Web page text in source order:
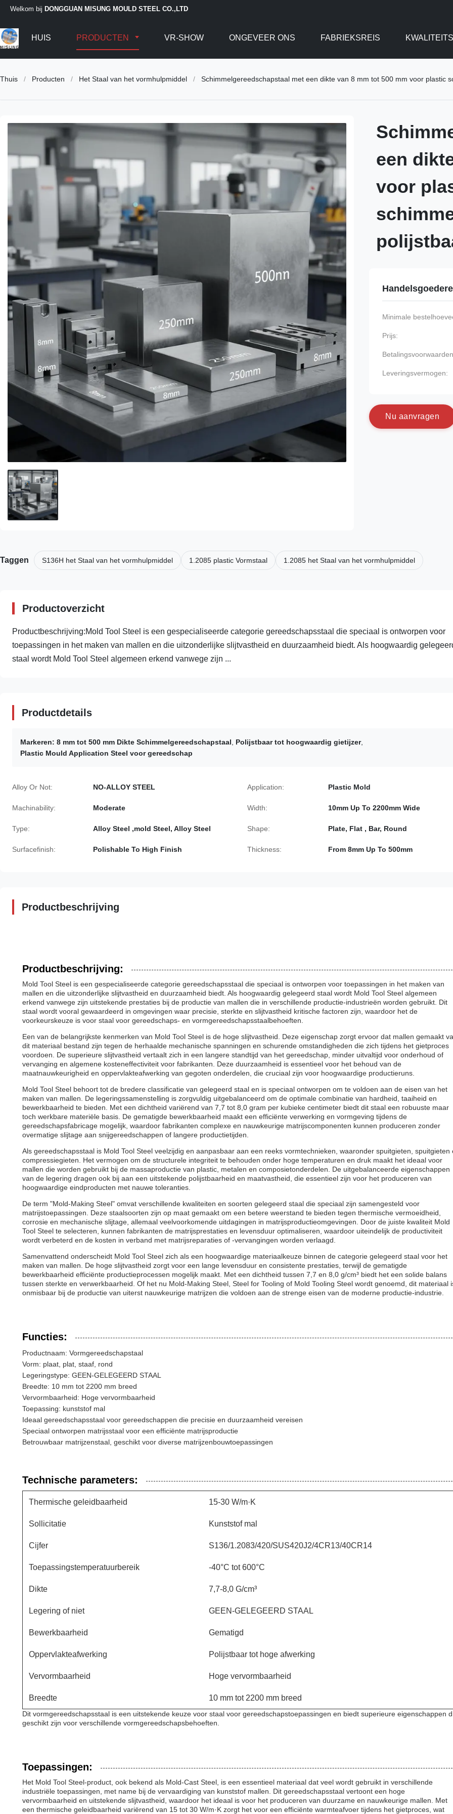
Welkom bij DONGGUAN MISUNG MOULD STEEL CO.,LTD
HUIS PRODUCTEN VR-SHOW ONGEVEER ONS FABRIEKSREIS
Thuis / Producten / Het Staal van het vormhulpmiddel / Schimmelgereedschapstaal met een dikte van 8 mm tot 500 mm voor plastic
een
voor
Minimale
Prijs:
Leveringsvermogen:
N u aanvragen
Taggen S136H het Staal van het vormhulpmiddel 1.2085 plastic Vormstaal 1.2085 het Staal van het vormhulpmiddel
Productoverzicht
Productbeschrijving:Mold Tool Steel is een gespecialiseerde categorie gereedschapsstaal die speciaal is ontworpen voor
toepassingen in het maken van mallen en die uitzonderlijke slijtvastheid en duurzaamheid biedt. Als hoogwaardig
staal wordt Mold Tool Steel algemeen erkend vanwege zijn ...
Productdetails
Markeren: 8 mm tot 500 mm Dikte Schimmelgereedschapstaal Polijstbaar tot hoogwaardig gietijzer,
Plastic Mould Application Steel voor gereedschap
Alloy Or Not: NO-ALLOY STEEL Application: Plastic Mold
Machinability: Moderate Width: 10mm Up To 2200mm Wide
Type: Alloy Steel ,mold Steel, Alloy Steel Shape: Plate, Flat , Bar, Round
Surfacefinish: Polishable To High Finish Thickness: From 8mm Up To 500mm
Productbeschrijving
Productbeschrijving:
Mold Tool Steel is een gespecialiseerde categorie gereedschapsstaal die speciaal is ontworpen voor toepassingen in het maken van
mallen en die uitzonderlijke slijtvastheid en duurzaamheid biedt. Als hoogwaardig gelegeerd staal wordt Mold Tool Steel algemeen
erkend vanwege zijn uitstekende prestaties bij de productie van mallen die in verschillende productie-industrieën worden gebruikt. Dit
staal wordt vooral gewaardeerd in omgevingen waar precisie, sterkte en slijtvastheid kritische factoren zijn, waardoor het de
voorkeurskeuze is voor staal voor gereedschaps- en vormgereedschapsstaalbehoeften.
Een van de belangrijkste kenmerken van Mold Tool Steel is de hoge slijtvastheid. Deze eigenschap zorgt ervoor dat mallen gemaakt
dit materiaal bestand zijn tegen de herhaalde mechanische spanningen en schurende omstandigheden die zich tijdens het gietproces
voordoen. De superieure slijtvastheid vertaalt zich in een langere standtijd van het gereedschap, minder uitvaltijd voor onderhoud of
vervanging en algemene kosteneffectiviteit voor fabrikanten. Deze duurzaamheid is essentieel voor het behoud van de
maatnauwkeurigheid en oppervlakteafwerking van gegoten onderdelen, die cruciaal zijn voor hoogwaardige productieruns.
Mold Tool Steel behoort tot de bredere classificatie van gelegeerd staal en is speciaal ontworpen om te voldoen aan de eisen van het
maken van mallen. De legeringssamenstelling is zorgvuldig uitgebalanceerd om de optimale combinatie van hardheid, taaiheid en
bewerkbaarheid te bieden. Met een dichtheid variërend van 7,7 tot 8,0 gram per kubieke centimeter biedt dit staal een robuuste maar
toch werkbare materiële basis. De gematigde bewerkbaarheid maakt een efficiënte verwerking en vormgeving tijdens de
gereedschapsfabricage mogelijk, waardoor fabrikanten complexe en nauwkeurige matrijscomponenten kunnen produceren zonder
overmatige slijtage aan snijgereedschappen of langere productietijden.
Als gereedschapsstaal is Mold Tool Steel veelzijdig en aanpasbaar aan een reeks vormtechnieken, waaronder spuitgieten, spuitgieten
compressiegieten. Het vermogen om de structurele integriteit te behouden onder hoge temperaturen en druk maakt het ideaal voor
mallen die worden gebruikt bij de massaproductie van plastic, metalen en composietonderdelen. De uitgebalanceerde eigenschappen
van de legering dragen ook bij aan een uitstekende polijstbaarheid en maatvastheid, die essentieel zijn voor het produceren van
hoogwaardige eindproducten met nauwe toleranties.
De term "Mold-Making Steel" omvat verschillende kwaliteiten en soorten gelegeerd staal die speciaal zijn samengesteld voor
matrijstoepassingen. Deze staalsoorten zijn op maat gemaakt om een ​​betere weerstand te bieden tegen thermische vermoeidheid,
corrosie en mechanische slijtage, allemaal veelvoorkomende uitdagingen in matrijsproductieomgevingen. Door de juiste kwaliteit Mold
Tool Steel te selecteren, kunnen fabrikanten de matrijsprestaties en levensduur optimaliseren, waardoor uiteindelijk de productiviteit
wordt verbeterd en de kosten in verband met matrijsreparaties of -vervangingen worden verlaagd.
Samenvattend onderscheidt Mold Tool Steel zich als een hoogwaardige materiaalkeuze binnen de categorie gelegeerd staal voor het
maken van mallen. De hoge slijtvastheid zorgt voor een lange levensduur en consistente prestaties, terwijl de gematigde
bewerkbaarheid efficiënte productieprocessen mogelijk maakt. Met een dichtheid tussen 7,7 en 8,0 g/cm³ biedt het een solide balans
tussen sterkte en verwerkbaarheid. Of het nu Mold-Making Steel, Steel for Tooling of Mold Tooling Steel wordt genoemd, dit materiaal
onmisbaar bij de productie van uiterst nauwkeurige matrijzen die voldoen aan de strenge eisen van de moderne productie-industrie.
Functies:
Productnaam: Vormgereedschapstaal
Vorm: plaat, plat, staaf, rond
Legeringstype: GEEN-GELEGEERD STAAL
Breedte: 10 mm tot 2200 mm breed
Vervormbaarheid: Hoge vervormbaarheid
Toepassing: kunststof mal
Ideaal gereedschapsstaal voor gereedschappen die precisie en duurzaamheid vereisen
Speciaal ontworpen matrijsstaal voor een efficiënte matrijsproductie
Betrouwbaar matrijzenstaal, geschikt voor diverse matrijzenbouwtoepassingen
Technische parameters:
Thermische geleidbaarheid 15-30 W/m·K
Sollicitatie Kunststof mal
Cijfer S136/1.2083/420/SUS420J2/4CR13/40CR14
Toepassingstemperatuurbereik -40°C tot 600°C
Dikte 7,7-8,0 G/cm³
Legering of niet GEEN-GELEGEERD STAAL
Bewerkbaarheid Gematigd
Oppervlakteafwerking Polijstbaar tot hoge afwerking
Vervormbaarheid Hoge vervormbaarheid
Breedte 10 mm tot 2200 mm breed
Dit vormgereedschapsstaal is een uitstekende keuze voor staal voor gereedschapstoepassingen en biedt superieure eigenschappen
geschikt zijn voor verschillende vormgereedschapsbehoeften.
Toepassingen:
Het Mold Tool Steel-product, ook bekend als Mold-Cast Steel, is een essentieel materiaal dat veel wordt gebruikt in verschillende
industriële toepassingen, met name bij de vervaardiging van kunststof mallen. Dit gereedschapsstaal vertoont een hoge
vervormbaarheid en uitstekende slijtvastheid, waardoor het ideaal is voor het produceren van duurzame en nauwkeurige mallen. Met
een thermische geleidbaarheid variërend van 15 tot 30 W/m·K zorgt het voor een efficiënte warmteafvoer tijdens het gietproces, wat